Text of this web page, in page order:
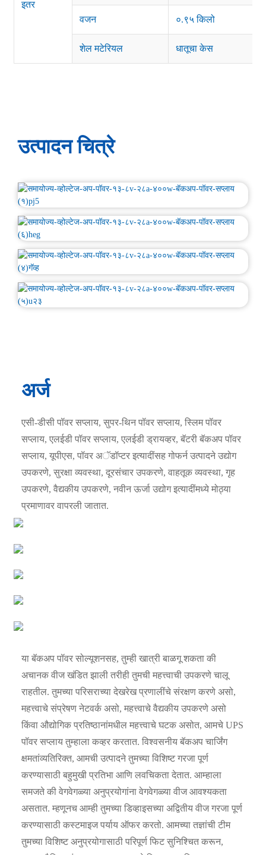
इतर
वजन
०.९५ किलो
शेल मटेरियल धातूचा केस
उत्पादन चित्रे
अर्ज
एसी-डीसी पॉवर सप्लाय, सुपर-थिन पॉवर सप्लाय, स्लिम पॉवर
सप्लाय, एलईडी पॉवर सप्लाय, एलईडी ड्रायव्हर, बॅटरी बॅकअप पॉवर
सप्लाय, यूपीएस, पॉवर अॅडॉप्टर इत्यादींसह गोफर्न उत्पादने उद्योग
उपकरणे, सुरक्षा व्यवस्था, दूरसंचार उपकरणे, वाहतूक व्यवस्था, गृह
उपकरणे, वैद्यकीय उपकरणे, नवीन ऊर्जा उद्योग इत्यादींमध्ये मोठ्या
प्रमाणावर वापरली जातात.
या बॅकअप पॉवर सोल्यूशनसह, तुम्ही खात्री बाळगू शकता की
अचानक वीज खंडित झाली तरीही तुमची महत्त्वाची उपकरणे चालू
राहतील. तुमच्या परिसराच्या देखरेख प्रणालींचे संरक्षण करणे असो,
महत्त्वाचे संप्रेषण नेटवर्क असो, महत्त्वाचे वैद्यकीय उपकरणे असो
किंवा औद्योगिक प्रतिष्ठानांमधील महत्त्वाचे घटक असोत, आमचे UPS
पॉवर सप्लाय तुम्हाला कव्हर करतात. विश्वसनीय बॅकअप चार्जिंग
क्षमतांव्यतिरिक्त, आमची उत्पादने तुमच्या विशिष्ट गरजा पूर्ण
करण्यासाठी बहुमुखी प्रतिभा आणि लवचिकता देतात. आम्हाला
समजते की वेगवेगळ्या अनुप्रयोगांना वेगवेगळ्या वीज आवश्यकता
असतात. म्हणूनच आम्ही तुमच्या डिव्हाइसच्या अद्वितीय वीज गरजा पूर्ण
करण्यासाठी कस्टमाइज पर्याय ऑफर करतो. आमच्या तज्ञांची टीम
तुमच्या विशिष्ट अनुप्रयोगासाठी परिपूर्ण फिट सुनिश्चित करून,